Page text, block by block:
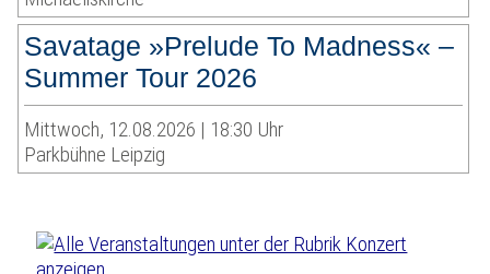
Savatage »Prelude To Madness« –
Summer Tour 2026
Mittwoch, 12.08.2026 | 18:30 Uhr
Parkbühne Leipzig